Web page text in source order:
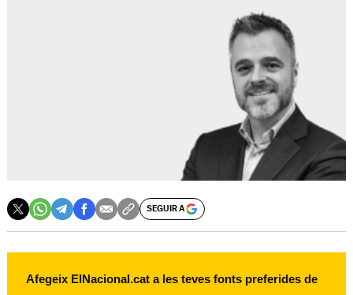
SEGUIR A
Afegeix ElNacional.cat a les teves fonts preferides de